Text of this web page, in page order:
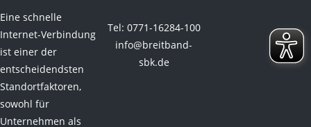
Eine schnelle
Internet-Verbindung
ist einer der
entscheidendsten
Standortfaktoren,
sowohl für
Unternehmen als
Tel: 0771-16284-100
info@breitband-
sbk.de